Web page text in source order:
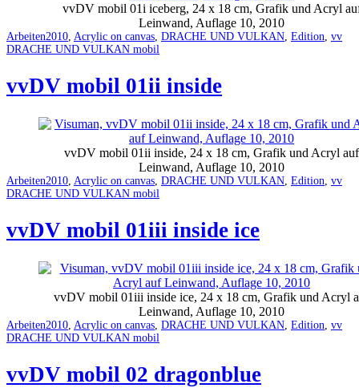
vvDV mobil 01i iceberg, 24 x 18 cm, Grafik und Acryl
Leinwand, Auflage 10, 2010
Categorized
as
ArbeitenTagged
2010 Acrylic on canvas DRACHE UND VULKAN Edition vv
DRACHE UND VULKAN mobil
vvDV mobil 01ii inside
vvDV mobil 01ii inside, 24 x 18 cm, Grafik und Acryl auf
Leinwand, Auflage 10, 2010
Categorized
as
ArbeitenTagged
2010 Acrylic on canvas DRACHE UND VULKAN Edition vv
DRACHE UND VULKAN mobil
vvDV mobil 01iii inside ice
vvDV mobil 01iii inside ice, 24 x 18 cm, Grafik und Acryl
Leinwand, Auflage 10, 2010
Categorized
as
ArbeitenTagged
2010 Acrylic on canvas DRACHE UND VULKAN Edition vv
DRACHE UND VULKAN mobil
vvDV mobil 02 dragonblue